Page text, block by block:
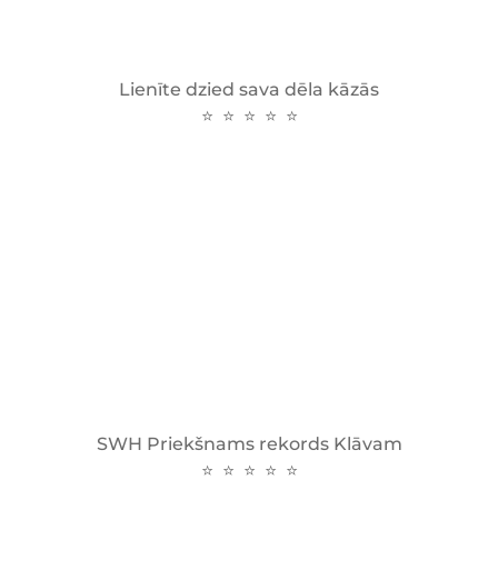
Lienīte dzied sava dēla kāzās
⭐ ⭐ ⭐ ⭐ ⭐
SWH Priekšnams rekords Klāvam
⭐ ⭐ ⭐ ⭐ ⭐